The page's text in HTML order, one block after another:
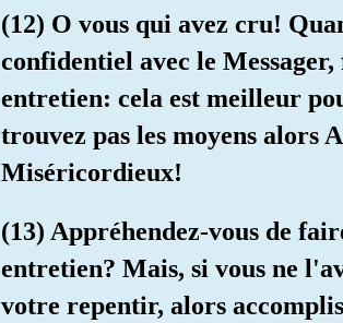
(12) O vous qui avez cru!
confidentiel avec le
entretien: cela est meilleur
trouvez pas les moyens alors
Miséricordieux!
(13) Appréhendez-vous de
entretien? Mais, si vous ne
votre repentir, alors